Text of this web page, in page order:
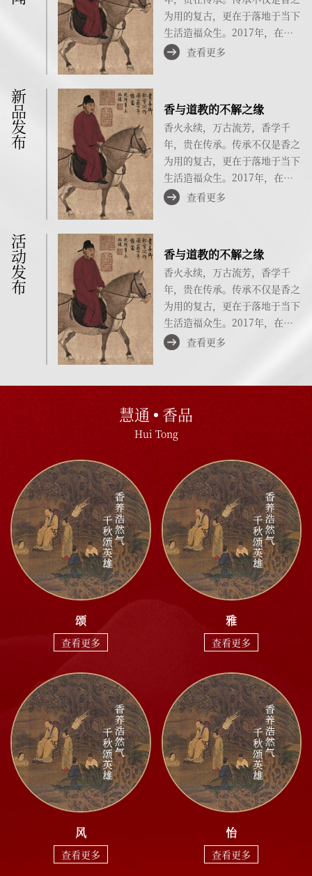
为用的复古，更在于落地于当下
生活造福众生。2017年，在泉
州举办的慧通香学同学会成立启
查看更多
新品发布 香与道教的不解之缘
香火永续，万古流芳，香学千
年，贵在传承。传承不仅是香之
为用的复古，更在于落地于当下
生活造福众生。2017年，在泉
州举办的慧通香学同学会成立启
查看更多
活动发布 香与道教的不解之缘
香火永续，万古流芳，香学千
年，贵在传承。传承不仅是香之
为用的复古，更在于落地于当下
生活造福众生。2017年，在泉
州举办的慧通香学同学会成立启
召……
查看更多
慧通 香品
Hui Tong
颂
查看更多
雅
查看更多
风
查看更多
怡
查看更多